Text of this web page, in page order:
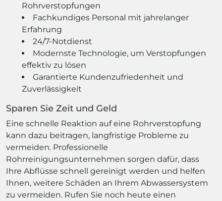
Rohrverstopfungen
Fachkundiges Personal mit jahrelanger
Erfahrung
24/7-Notdienst
Modernste Technologie, um Verstopfungen
effektiv zu lösen
Garantierte Kundenzufriedenheit und
Zuverlässigkeit
Sparen Sie Zeit und Geld
Eine schnelle Reaktion auf eine Rohrverstopfung
kann dazu beitragen, langfristige Probleme zu
vermeiden. Professionelle
Rohrreinigungsunternehmen sorgen dafür, dass
Ihre Abflüsse schnell gereinigt werden und helfen
Ihnen, weitere Schäden an Ihrem Abwassersystem
zu vermeiden. Rufen Sie noch heute einen